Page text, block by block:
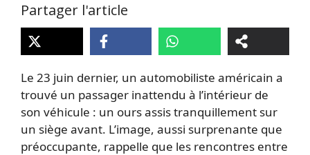
Partager l'article
Le 23 juin dernier, un automobiliste américain a
trouvé un passager inattendu à l’intérieur de
son véhicule : un ours assis tranquillement sur
un siège avant. L’image, aussi surprenante que
préoccupante, rappelle que les rencontres entre